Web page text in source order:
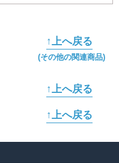
↑上へ戻る
(その他の関連商品)
↑上へ戻る
↑上へ戻る